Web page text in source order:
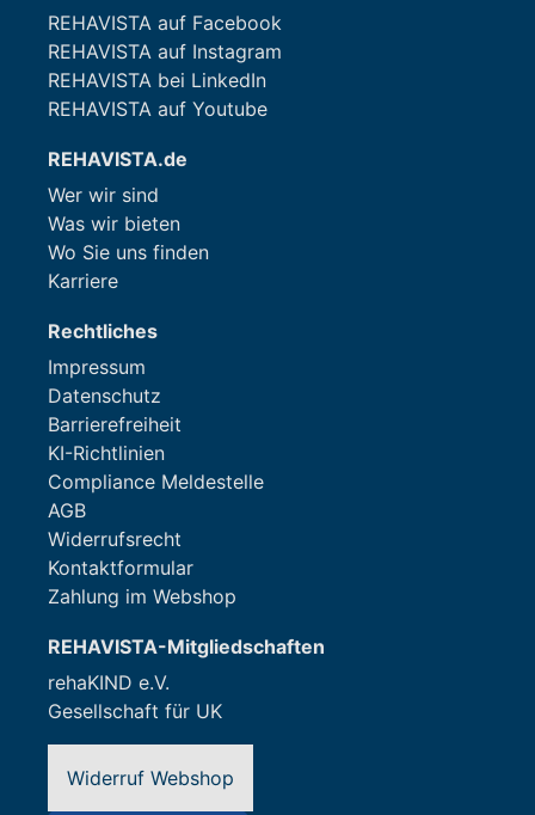
REHAVISTA auf Facebook
REHAVISTA auf Instagram
REHAVISTA bei LinkedIn
REHAVISTA auf Youtube
REHAVISTA.de
Wer wir sind
Was wir bieten
Wo Sie uns finden
Karriere
Rechtliches
Impressum
Datenschutz
Barrierefreiheit
KI-Richtlinien
Compliance Meldestelle
AGB
Widerrufsrecht
Kontaktformular
Zahlung im Webshop
REHAVISTA-Mitgliedschaften
rehaKIND e.V.
Gesellschaft für UK
Widerruf Webshop